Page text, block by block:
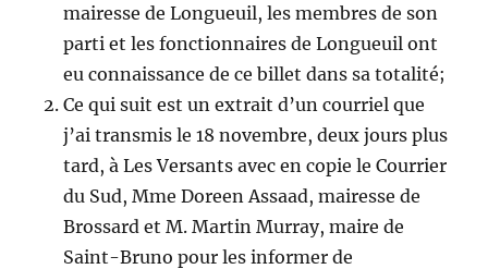
mairesse de Longueuil, les membres de son
parti et les fonctionnaires de Longueuil ont
eu connaissance de ce billet dans sa totalité;
Ce qui suit est un extrait d’un courriel que
j’ai transmis le 18 novembre, deux jours plus
tard, à Les Versants avec en copie le Courrier
du Sud, Mme Doreen Assaad, mairesse de
Brossard et M. Martin Murray, maire de
Saint-Bruno pour les informer de